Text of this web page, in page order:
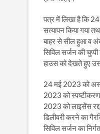
पत्र में लिखा है कि
सत्यापन किया गया
बाहर से सील हुआ व
सिविल सर्जन की
हाउस को देखते हुए
24 मई 2023 को
2023 को
2023 को लाइसेंस
डिलीवरी करने का
सिविल सर्जन का